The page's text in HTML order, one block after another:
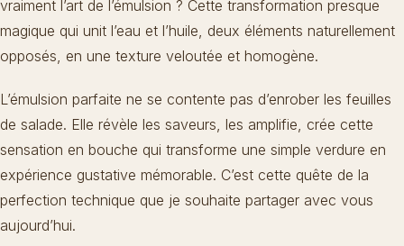
vraiment l’art de l’émulsion ? Cette transformation presque
magique qui unit l’eau et l’huile, deux éléments naturellement
opposés, en une texture veloutée et homogène.
L’émulsion parfaite ne se contente pas d’enrober les feuilles
de salade. Elle révèle les saveurs, les amplifie, crée cette
sensation en bouche qui transforme une simple verdure en
expérience gustative mémorable. C’est cette quête de la
perfection technique que je souhaite partager avec vous
aujourd’hui.